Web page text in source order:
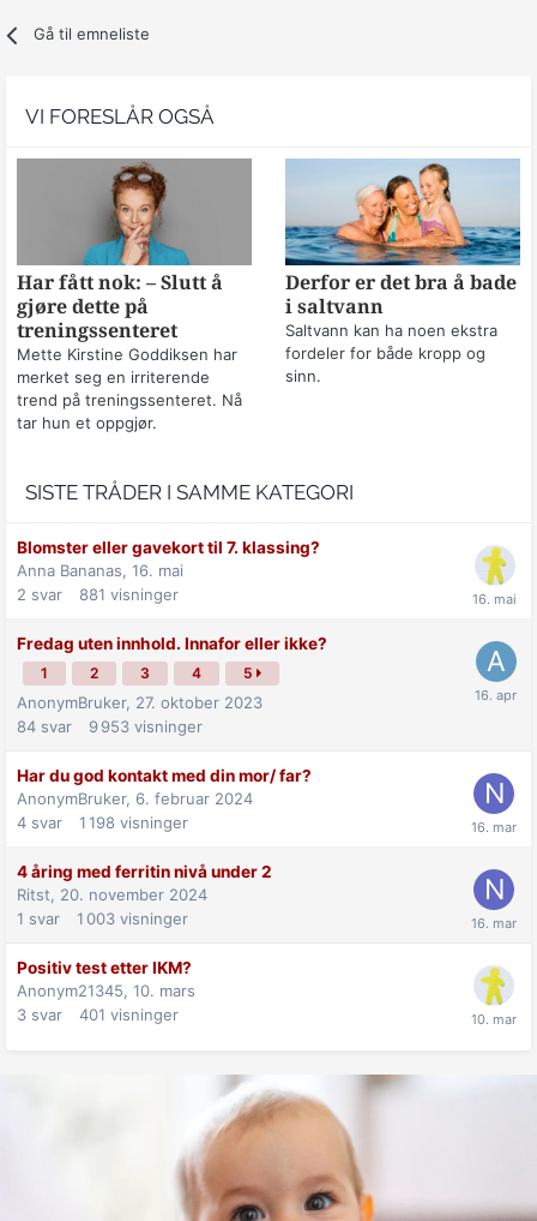
Gå til emneliste
VI FORESLÅR OGSÅ
Har fått nok: – Slutt å
gjøre dette på
treningssenteret
Mette Kirstine Goddiksen har
merket seg en irriterende
trend på treningssenteret. Nå
tar hun et oppgjør.
Derfor er det bra å bade
i saltvann
Saltvann kan ha noen ekstra
fordeler for både kropp og
sinn.
SISTE TRÅDER I SAMME KATEGORI
Blomster eller gavekort til 7. klassing?
Anna Bananas, 16. mai
2 svar 881 visninger
Fredag uten innhold. Innafor eller ikke?
1 2 3 4 5
AnonymBruker, 27. oktober 2023
84 svar 9 953 visninger
Har du god kontakt med din mor/ far?
AnonymBruker, 6. februar 2024
4 svar 1 198 visninger
4 åring med ferritin nivå under 2
Ritst, 20. november 2024
1 svar 1 003 visninger
Positiv test etter IKM?
Anonym21345, 10. mars
3 svar 401 visninger